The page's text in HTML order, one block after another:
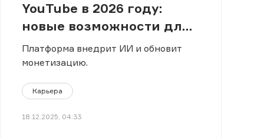
YouTube в 2026 году:
новые возможности для
блогеров и зрителей
Платформа внедрит ИИ и обновит
монетизацию.
Карьера
18.12.2025, 04:33